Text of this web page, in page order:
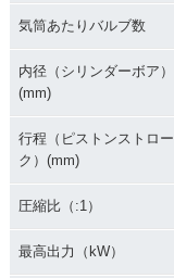
気筒あたりバルブ数
内径（シリンダーボア）
(mm)
行程（ピストンストロー
ク）(mm)
圧縮比（:1）
最高出力（kW）